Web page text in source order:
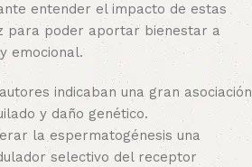
entender el impacto de estas
para poder aportar bienestar a
emocional.
indicaban una gran asociación
y daño genético.
la espermatogénesis una
selectivo del receptor